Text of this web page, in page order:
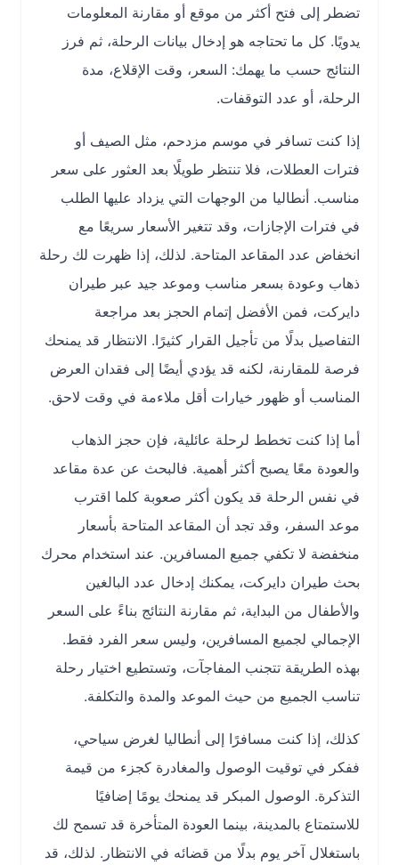
تضطر إلى فتح أكثر من موقع أو مقارنة المعلومات
يدويًا. كل ما تحتاجه هو إدخال بيانات الرحلة، ثم فرز
النتائج حسب ما يهمك: السعر، وقت الإقلاع، مدة
الرحلة، أو عدد التوقفات.
إذا كنت تسافر في موسم مزدحم، مثل الصيف أو
فترات العطلات، فلا تنتظر طويلًا بعد العثور على سعر
مناسب. أنطاليا من الوجهات التي يزداد عليها الطلب
في فترات الإجازات، وقد تتغير الأسعار سريعًا مع
انخفاض عدد المقاعد المتاحة. لذلك، إذا ظهرت لك رحلة
ذهاب وعودة بسعر مناسب وموعد جيد عبر طيران
دايركت، فمن الأفضل إتمام الحجز بعد مراجعة
التفاصيل بدلًا من تأجيل القرار كثيرًا. الانتظار قد يمنحك
فرصة للمقارنة، لكنه قد يؤدي أيضًا إلى فقدان العرض
المناسب أو ظهور خيارات أقل ملاءمة في وقت لاحق.
أما إذا كنت تخطط لرحلة عائلية، فإن حجز الذهاب
والعودة معًا يصبح أكثر أهمية. فالبحث عن عدة مقاعد
في نفس الرحلة قد يكون أكثر صعوبة كلما اقترب
موعد السفر، وقد تجد أن المقاعد المتاحة بأسعار
منخفضة لا تكفي جميع المسافرين. عند استخدام محرك
بحث طيران دايركت، يمكنك إدخال عدد البالغين
والأطفال من البداية، ثم مقارنة النتائج بناءً على السعر
الإجمالي لجميع المسافرين، وليس سعر الفرد فقط.
بهذه الطريقة تتجنب المفاجآت، وتستطيع اختيار رحلة
تناسب الجميع من حيث الموعد والمدة والتكلفة.
كذلك، إذا كنت مسافرًا إلى أنطاليا لغرض سياحي،
ففكر في توقيت الوصول والمغادرة كجزء من قيمة
التذكرة. الوصول المبكر قد يمنحك يومًا إضافيًا
للاستمتاع بالمدينة، بينما العودة المتأخرة قد تسمح لك
باستغلال آخر يوم بدلًا من قضائه في الانتظار. لذلك، قد